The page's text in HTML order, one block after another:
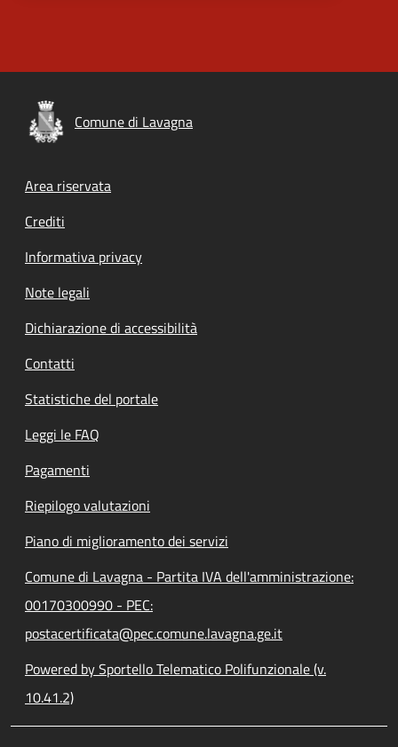
Comune di Lavagna
Footer menu
Area riservata
Crediti
Informativa privacy
Note legali
Dichiarazione di accessibilità
Contatti
Statistiche del portale
Leggi le FAQ
Pagamenti
Riepilogo valutazioni
Piano di miglioramento dei servizi
Comune di Lavagna - Partita IVA dell'amministrazione:
00170300990 - PEC:
postacertificata@pec.comune.lavagna.ge.it
Powered by Sportello Telematico Polifunzionale (v.
10.41.2)